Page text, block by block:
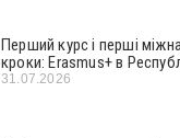
Перший курс і перші
кроки: Erasmus+ в
31.07.2026